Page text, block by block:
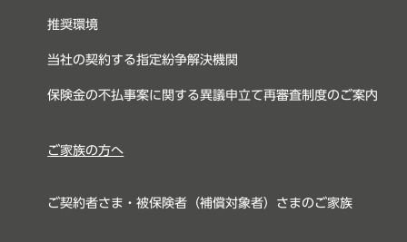
推奨環境
当社の契約する指定紛争解決機関
保険金の不払事案に関する異議申立て再審査制度のご案内
ご家族の方へ
ご契約者さま・被保険者（補償対象者）さまのご家族